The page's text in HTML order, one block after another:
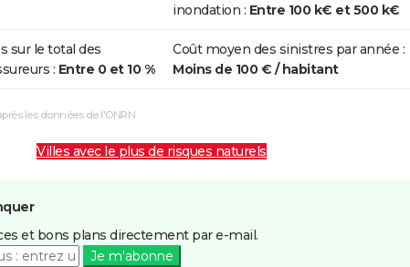
inondation : Entre 100 k€ et 500 k€
sur le total des
: Entre 0 et 10 %
Coût moyen des sinistres par année :
Moins de 100 € / habitant
les données de l'ONRN
Villes avec le plus de risques naturels
et bons plans directement par e-mail.
Je m'abonne